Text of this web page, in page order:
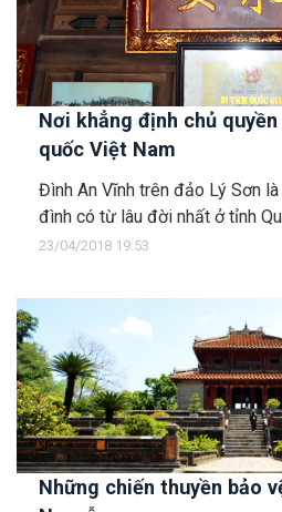
Nơi khẳng định chủ
quốc Việt Nam
Đình An Vĩnh trên đảo Lý Sơn
đình có từ lâu đời nhất ở tỉnh
23/04/2018 19:53
Những chiến thuyền bảo